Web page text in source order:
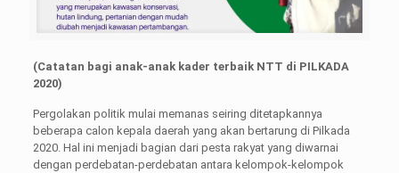
(Catatan bagi anak-anak kader terbaik NTT di PILKADA
2020)
Pergolakan politik mulai memanas seiring ditetapkannya
beberapa calon kepala daerah yang akan bertarung di Pilkada
2020. Hal ini menjadi bagian dari pesta rakyat yang diwarnai
dengan perdebatan-perdebatan antara kelompok-kelompok